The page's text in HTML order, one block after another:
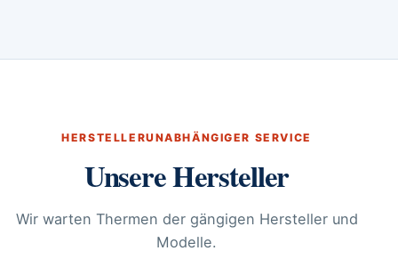
HERSTELLERUNABHÄNGIGER SERVICE
Unsere Hersteller
Wir warten Thermen der gängigen Hersteller und
Modelle.